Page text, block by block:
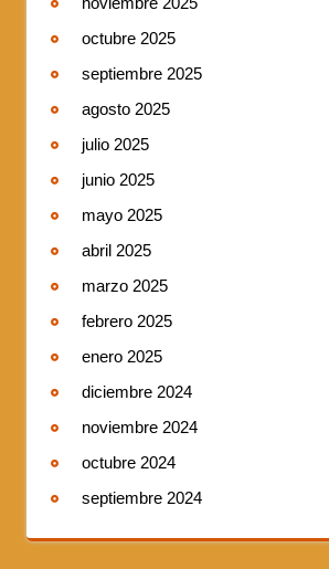
octubre 2025
septiembre 2025
agosto 2025
julio 2025
junio 2025
mayo 2025
abril 2025
marzo 2025
febrero 2025
enero 2025
diciembre 2024
noviembre 2024
octubre 2024
septiembre 2024